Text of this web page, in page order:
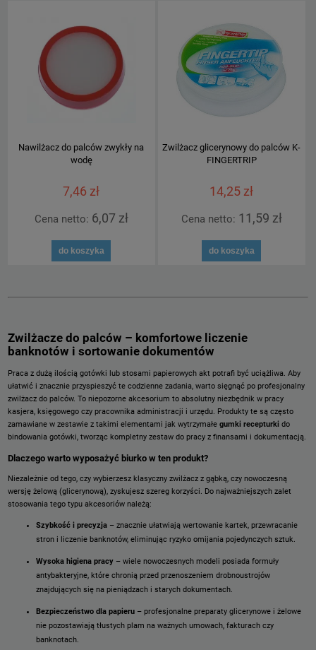
Nawilżacz do palców zwykły na
wodę
7,46 zł
Cena netto: 6,07 zł
do koszyka
Zwilżacz glicerynowy do palców K-
FINGERTRIP
14,25 zł
Cena netto: 11,59 zł
do koszyka
Zwilżacze do palców – komfortowe liczenie
banknotów i sortowanie dokumentów
Praca z dużą ilością gotówki lub stosami papierowych akt potrafi być uciążliwa. Aby
ułatwić i znacznie przyspieszyć te codzienne zadania, warto sięgnąć po profesjonalny
zwilżacz do palców. To niepozorne akcesorium to absolutny niezbędnik w pracy
kasjera, księgowego czy pracownika administracji i urzędu. Produkty te są często
zamawiane w zestawie z takimi elementami jak wytrzymałe gumki recepturki do
bindowania gotówki, tworząc kompletny zestaw do pracy z finansami i dokumentacją.
Dlaczego warto wyposażyć biurko w ten produkt?
Niezależnie od tego, czy wybierzesz klasyczny zwilżacz z gąbką, czy nowoczesną
wersję żelową (glicerynową), zyskujesz szereg korzyści. Do najważniejszych zalet
stosowania tego typu akcesoriów należą:
Szybkość i precyzja – znacznie ułatwiają wertowanie kartek, przewracanie
stron i liczenie banknotów, eliminując ryzyko omijania pojedynczych sztuk.
Wysoka higiena pracy – wiele nowoczesnych modeli posiada formuły
antybakteryjne, które chronią przed przenoszeniem drobnoustrojów
znajdujących się na pieniądzach i starych dokumentach.
Bezpieczeństwo dla papieru – profesjonalne preparaty glicerynowe i żelowe
nie pozostawiają tłustych plam na ważnych umowach, fakturach czy
banknotach.